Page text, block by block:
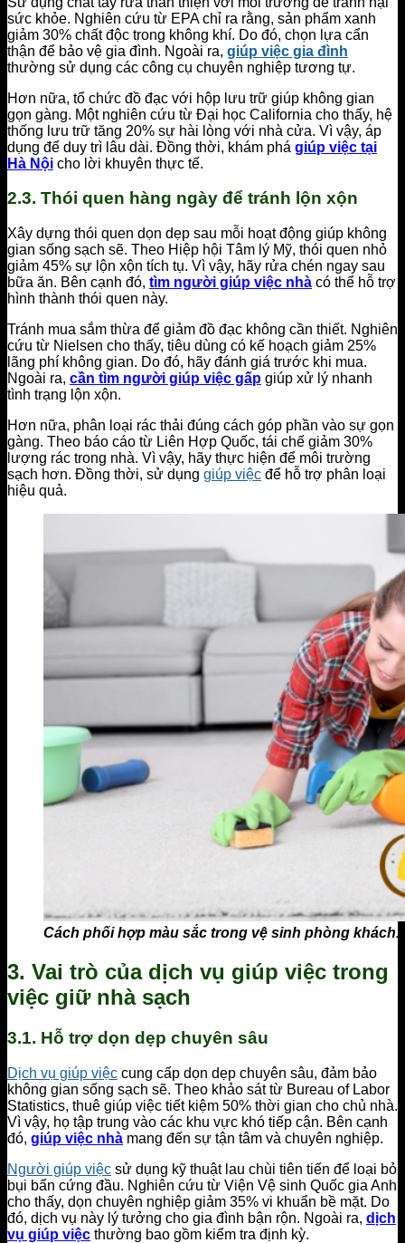
sức khỏe. Nghiên cứu từ EPA chỉ ra rằng, sản phẩm xanh
giảm 30% chất độc trong không khí. Do đó, chọn lựa cẩn
thận để bảo vệ gia đình. Ngoài ra, giúp việc gia đình
thường sử dụng các công cụ chuyên nghiệp tương tự.
Hơn nữa, tổ chức đồ đạc với hộp lưu trữ giúp không gian
gọn gàng. Một nghiên cứu từ Đại học California cho thấy, hệ
thống lưu trữ tăng 20% sự hài lòng với nhà cửa. Vì vậy, áp
dụng để duy trì lâu dài. Đồng thời, khám phá giúp việc tại
Hà Nội cho lời khuyên thực tế.
2.3. Thói quen hàng ngày để tránh lộn xộn
Xây dựng thói quen dọn dẹp sau mỗi hoạt động giúp không
gian sống sạch sẽ. Theo Hiệp hội Tâm lý Mỹ, thói quen nhỏ
giảm 45% sự lộn xộn tích tụ. Vì vậy, hãy rửa chén ngay sau
bữa ăn. Bên cạnh đó, tìm người giúp việc nhà có thể hỗ trợ
hình thành thói quen này.
Tránh mua sắm thừa để giảm đồ đạc không cần thiết. Nghiên
cứu từ Nielsen cho thấy, tiêu dùng có kế hoạch giảm 25%
lãng phí không gian. Do đó, hãy đánh giá trước khi mua.
Ngoài ra, cần tìm người giúp việc gấp giúp xử lý nhanh
tình trạng lộn xộn.
Hơn nữa, phân loại rác thải đúng cách góp phần vào sự gọn
gàng. Theo báo cáo từ Liên Hợp Quốc, tái chế giảm 30%
lượng rác trong nhà. Vì vậy, hãy thực hiện để môi trường
sạch hơn. Đồng thời, sử dụng giúp việc để hỗ trợ phân loại
hiệu quả.
Cách phối hợp màu sắc trong vệ sinh phòng khách.
3. Vai trò của dịch vụ giúp việc trong
việc giữ nhà sạch
3.1. Hỗ trợ dọn dẹp chuyên sâu
Dịch vụ giúp việc cung cấp dọn dẹp chuyên sâu, đảm bảo
không gian sống sạch sẽ. Theo khảo sát từ Bureau of Labor
Statistics, thuê giúp việc tiết kiệm 50% thời gian cho chủ nhà.
Vì vậy, họ tập trung vào các khu vực khó tiếp cận. Bên cạnh
đó, giúp việc nhà mang đến sự tận tâm và chuyên nghiệp.
Người giúp việc sử dụng kỹ thuật lau chùi tiên tiến để loại bỏ
bụi bẩn cứng đầu. Nghiên cứu từ Viện Vệ sinh Quốc gia Anh
cho thấy, dọn chuyên nghiệp giảm 35% vi khuẩn bề mặt. Do
đó, dịch vụ này lý tưởng cho gia đình bận rộn. Ngoài ra, dịch
vụ giúp việc thường bao gồm kiểm tra định kỳ.